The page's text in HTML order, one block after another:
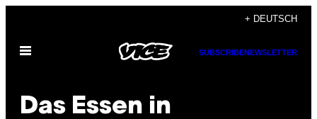
content
+ DEUTSCH
Open
SUBSCRIBENEWSLETTER
Das Essen in